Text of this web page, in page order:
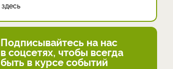
здесь
Подписывайтесь на нас
в соцсетях, чтобы всегда
быть в курсе событий